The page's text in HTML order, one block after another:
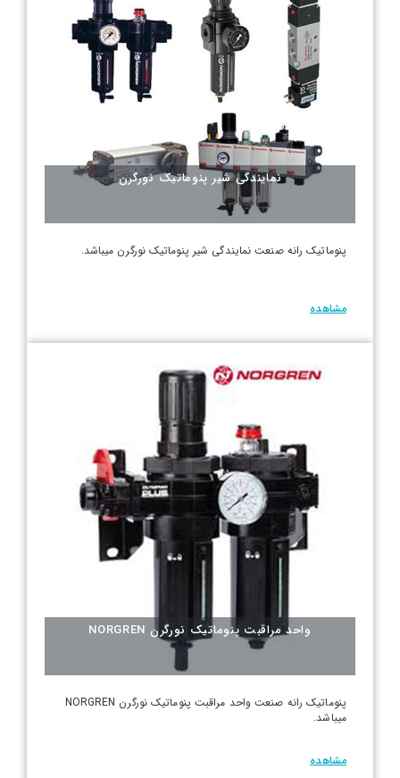
نمایندگی شیر پنوماتیک نورگرن
پنوماتیک رانه صنعت نمایندگی شیر پنوماتیک نورگرن میباشد.
مشاهده
واحد مراقبت پنوماتیک نورگرن NORGREN
پنوماتیک رانه صنعت واحد مراقبت پنوماتیک نورگرن NORGREN
میباشد.
مشاهده